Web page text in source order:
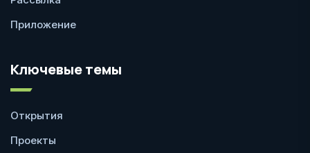
Приложение
Ключевые темы
Открытия
Проекты